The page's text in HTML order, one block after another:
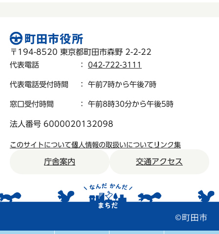
〒194-8520 東京都町田市森野 2-2-22
代表電話 ： 042-722-3111
代表電話受付時間 ： 午前7時から午後7時
窓口受付時間 ： 午前8時30分から午後5時
法人番号 6000020132098
このサイトについて個人情報の取扱いについて リンク集
庁舎案内 交通アクセス